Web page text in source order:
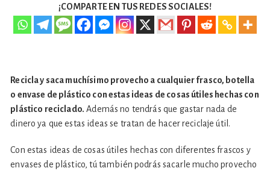
¡COMPARTE EN TUS REDES SOCIALES!
Recicla y saca muchísimo provecho a cualquier frasco, botella
o envase de plástico con estas ideas de cosas útiles hechas con
plástico reciclado. Además no tendrás que gastar nada de
dinero ya que estas ideas se tratan de hacer reciclaje útil.
Con estas ideas de cosas útiles hechas con diferentes frascos y
envases de plástico, tú también podrás sacarle mucho provecho